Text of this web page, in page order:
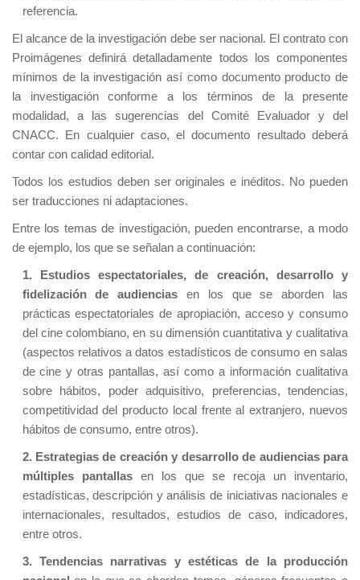
referencia.
El alcance de la investigación debe ser nacional. El contrato con
Proimágenes definirá detalladamente todos los componentes
mínimos de la investigación así como documento producto de
la investigación conforme a los términos de la presente
modalidad, a las sugerencias del Comité Evaluador y del
CNACC. En cualquier caso, el documento resultado deberá
contar con calidad editorial.
Todos los estudios deben ser originales e inéditos. No pueden
ser traducciones ni adaptaciones.
Entre los temas de investigación, pueden encontrarse, a modo
de ejemplo, los que se señalan a continuación:
1. Estudios espectatoriales, de creación, desarrollo y
fidelización de audiencias en los que se aborden las
prácticas espectatoriales de apropiación, acceso y consumo
del cine colombiano, en su dimensión cuantitativa y cualitativa
(aspectos relativos a datos estadísticos de consumo en salas
de cine y otras pantallas, así como a información cualitativa
sobre hábitos, poder adquisitivo, preferencias, tendencias,
competitividad del producto local frente al extranjero, nuevos
hábitos de consumo, entre otros).
2. Estrategias de creación y desarrollo de audiencias para
múltiples pantallasen los que se recoja un inventario,
estadísticas, descripción y análisis de iniciativas nacionales e
internacionales, resultados, estudios de caso, indicadores,
entre otros.
3. Tendencias narrativas y estéticas de la producción